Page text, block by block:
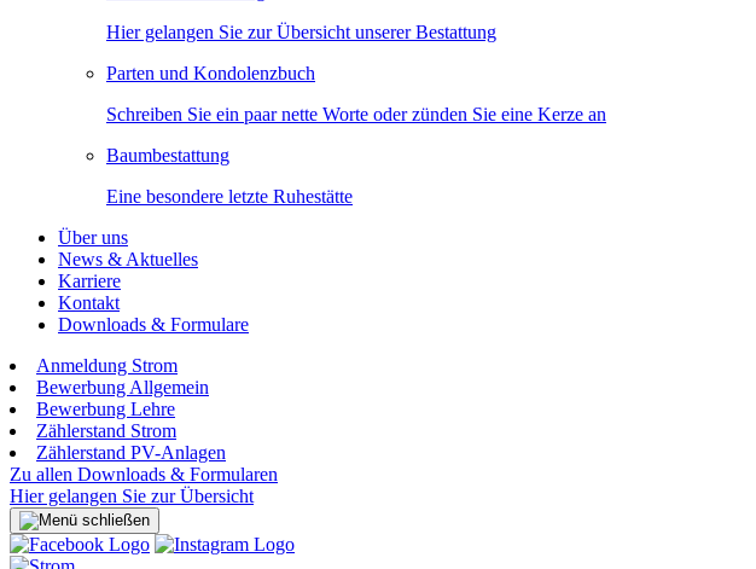
Hier gelangen Sie zur Übersicht unserer Bestattung
Parten und Kondolenzbuch
Schreiben Sie ein paar nette Worte oder zünden Sie eine Kerze an
Baumbestattung
Eine besondere letzte Ruhestätte
Über uns
News & Aktuelles
Karriere
Kontakt
Downloads & Formulare
Anmeldung Strom
Bewerbung Allgemein
Bewerbung Lehre
Zählerstand Strom
Zählerstand PV-Anlagen
Zu allen Downloads & Formularen
Hier gelangen Sie zur Übersicht